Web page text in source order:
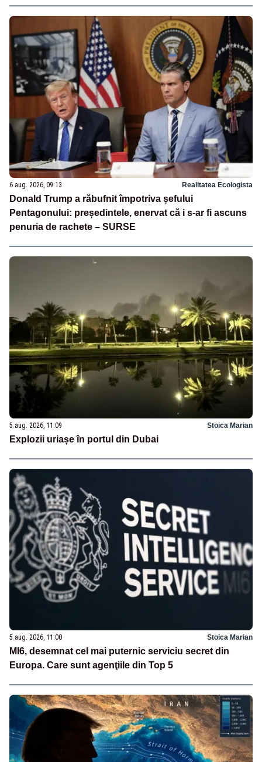
6 aug. 2026, 09:13 Realitatea Ecologista
Donald Trump a răbufnit împotriva șefului
Pentagonului: președintele, enervat că i s-ar fi ascuns
penuria de rachete – SURSE
5 aug. 2026, 11:09 Stoica Marian
Explozii uriașe în portul din Dubai
5 aug. 2026, 11:00 Stoica Marian
MI6, desemnat cel mai puternic serviciu secret din
Europa. Care sunt agenţiile din Top 5